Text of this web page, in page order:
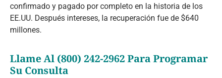
confirmado y pagado por completo en la historia de los
EE.UU. Después intereses, la recuperación fue de $640
millones.
Llame Al (800) 242-2962 Para Programar
Su Consulta